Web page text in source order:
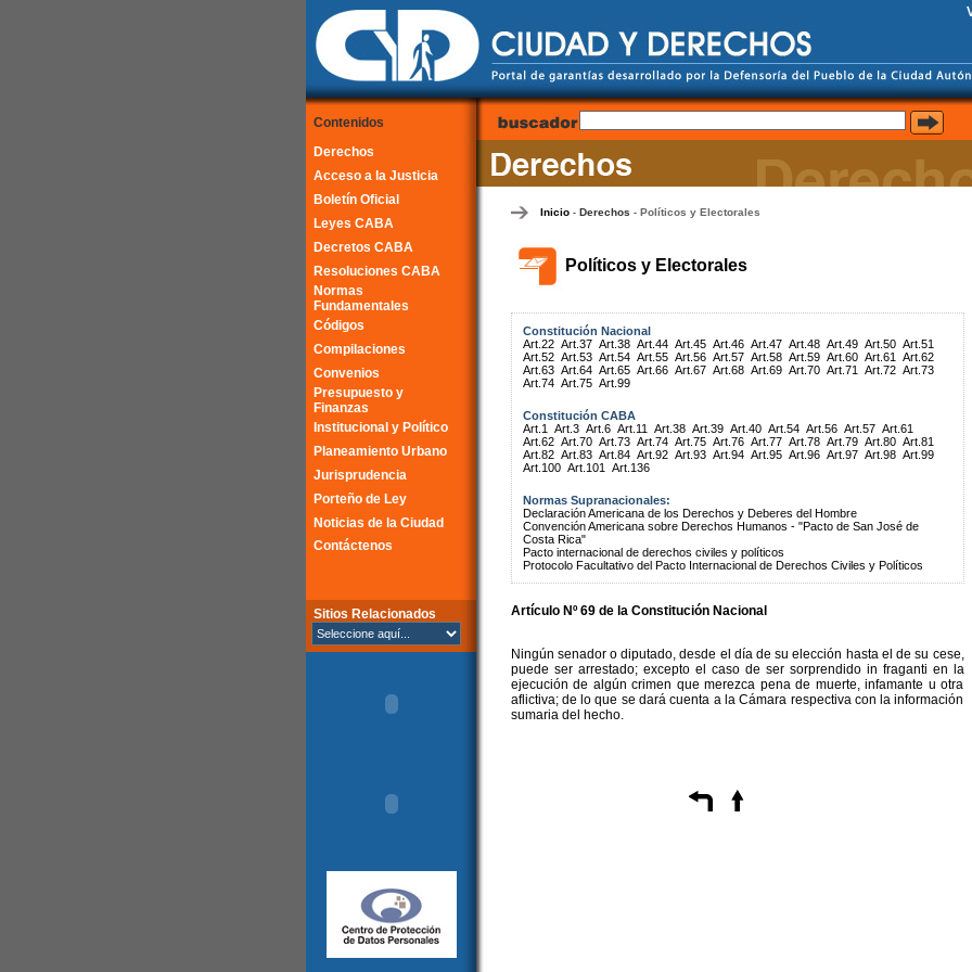
Contenidos
Derechos
Acceso a la Justicia
Boletín Oficial
Leyes CABA
Decretos CABA
Resoluciones CABA
Normas
Fundamentales
Códigos
Compilaciones
Convenios
Presupuesto y
Finanzas
Institucional y Político
Planeamiento Urbano
Jurisprudencia
Porteño de Ley
Noticias de la Ciudad
Contáctenos
Sitios Relacionados
Inicio- Derechos - Políticos y Electorales
Políticos y Electorales
Constitución Nacional
Art.22 Art.37 Art.38 Art.44 Art.45 Art.46 Art.47 Art.48 Art.49 Art.50 Art.51
Art.52 Art.53 Art.54 Art.55 Art.56 Art.57 Art.58 Art.59 Art.60 Art.61
Art.62
Art.63 Art.64 Art.65 Art.66 Art.67 Art.68 Art.69 Art.70 Art.71 Art.72 Art.73
Art.74 Art.75 Art.99
Constitución CABA
Art.1
Art.3 Art.6 Art.11 Art.38 Art.39 Art.40 Art.54 Art.56 Art.57 Art.61
Art.62 Art.70 Art.73 Art.74 Art.75 Art.76 Art.77 Art.78 Art.79 Art.80 Art.81
Art.82 Art.83 Art.84 Art.92 Art.93 Art.94 Art.95 Art.96 Art.97 Art.98 Art.99
Art.100 Art.101 Art.136
Normas Supranacionales:
Declaración Americana de los Derechos y Deberes del Hombre
Convención Americana sobre Derechos Humanos - "Pacto de San José de
Costa Rica"
Pacto internacional de derechos civiles y políticos
Protocolo Facultativo del Pacto Internacional de Derechos Civiles y Políticos
Artículo Nº 69 de la Constitución Nacional
Ningún senador o diputado, desde el día de su elección hasta el de su cese,
puede ser arrestado; excepto el caso de ser sorprendido in fraganti en la
ejecución de algún crimen que merezca pena de muerte, infamante u otra
aflictiva; de lo que se dará cuenta a la Cámara respectiva con la información
sumaria del hecho.